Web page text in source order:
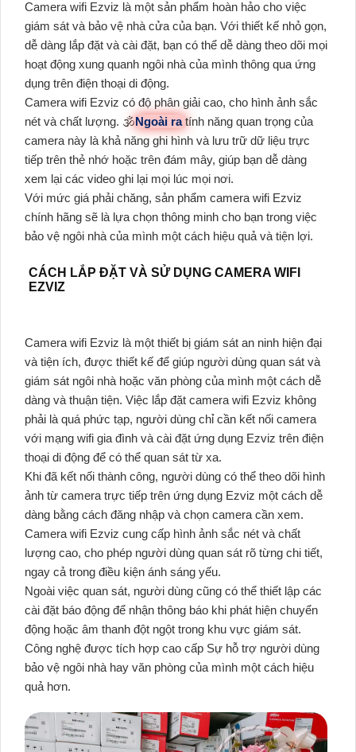
Camera wifi Ezviz là một sản phẩm hoàn hảo cho việc
giám sát và bảo vệ nhà cửa của bạn. Với thiết kế nhỏ gọn,
dễ dàng lắp đặt và cài đặt, bạn có thể dễ dàng theo dõi mọi
hoạt động xung quanh ngôi nhà của mình thông qua ứng
dụng trên điện thoại di động.
Camera wifi Ezviz có độ phân giải cao, cho hình ảnh sắc
nét và chất lượng. 🕉️Ngoài ratính năng quan trọng của
camera này là khả năng ghi hình và lưu trữ dữ liệu trực
tiếp trên thẻ nhớ hoặc trên đám mây, giúp bạn dễ dàng
xem lại các video ghi lại mọi lúc mọi nơi.
Với mức giá phải chăng, sản phẩm camera wifi Ezviz
chính hãng sẽ là lựa chọn thông minh cho bạn trong việc
bảo vệ ngôi nhà của mình một cách hiệu quả và tiện lợi.
CÁCH LẮP ĐẶT VÀ SỬ DỤNG CAMERA WIFI
EZVIZ
Camera wifi Ezviz là một thiết bị giám sát an ninh hiện đại
và tiện ích, được thiết kế để giúp người dùng quan sát và
giám sát ngôi nhà hoặc văn phòng của mình một cách dễ
dàng và thuận tiện. Việc lắp đặt camera wifi Ezviz không
phải là quá phức tạp, người dùng chỉ cần kết nối camera
với mạng wifi gia đình và cài đặt ứng dụng Ezviz trên điện
thoại di động để có thể quan sát từ xa.
Khi đã kết nối thành công, người dùng có thể theo dõi hình
ảnh từ camera trực tiếp trên ứng dụng Ezviz một cách dễ
dàng bằng cách đăng nhập và chọn camera cần xem.
Camera wifi Ezviz cung cấp hình ảnh sắc nét và chất
lượng cao, cho phép người dùng quan sát rõ từng chi tiết,
ngay cả trong điều kiện ánh sáng yếu.
Ngoài việc quan sát, người dùng cũng có thể thiết lập các
cài đặt báo động để nhận thông báo khi phát hiện chuyển
động hoặc âm thanh đột ngột trong khu vực giám sát.
Công nghệ được tích hợp cao cấp Sự hỗ trợ người dùng
bảo vệ ngôi nhà hay văn phòng của mình một cách hiệu
quả hơn.